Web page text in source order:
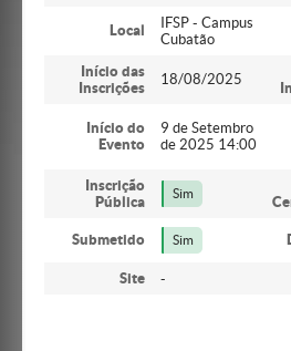
Local
IFSP - Campus
Cubatão
Início das
Inscrições
18/08/2025
Início do
Evento
9 de Setembro
de 2025 14:00
Inscrição
Pública
Sim
Submetido Sim
Site -